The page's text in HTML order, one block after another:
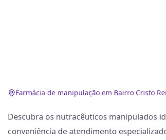
Farmácia de manipulação em Bairro Cristo
Descubra os nutracêuticos manipulados
conveniência de atendimento